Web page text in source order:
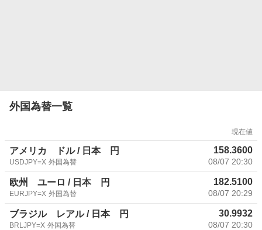
外国為替一覧
現在値
アメリカ ドル / 日本 円
USDJPY=X 外国為替
158.3600
08/07 20:30
欧州 ユーロ / 日本 円
EURJPY=X 外国為替
182.5100
08/07 20:29
ブラジル レアル / 日本 円
BRLJPY=X 外国為替
30.9932
08/07 20:30